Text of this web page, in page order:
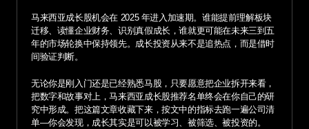
马来西亚成长股机会在 2025 年进入加速期。谁能提前理解板块
迁移、读懂企业财务、识别真假成长，谁就更可能在未来三到五
年的市场轮换中保持领先。成长投资从来不是追热点，而是借时
间验证判断。
无论你是刚入门还是已经熟悉马股，只要愿意把企业拆开来看，
把数字和故事对上，马来西亚成长股推荐名单终会在你自己的研
究中形成。把这篇文章收藏下来，按文中的指标去跑一遍公司清
单—你会发现，成长其实是可以被学习、被筛选、被投资的。